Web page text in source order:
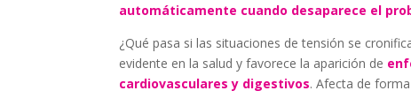
automáticamente cuando desaparece el
¿Qué pasa si las situaciones de tensión se
evidente en la salud y favorece la aparición de
cardiovasculares y digestivos. Afecta de